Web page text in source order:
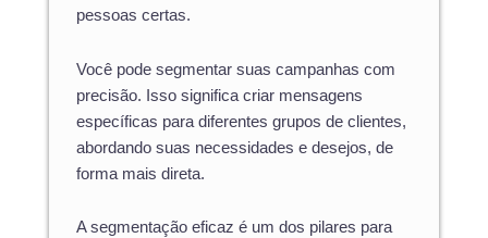
pessoas certas.
Você pode segmentar suas campanhas com
precisão. Isso significa criar mensagens
específicas para diferentes grupos de clientes,
abordando suas necessidades e desejos, de
forma mais direta.
A segmentação eficaz é um dos pilares para